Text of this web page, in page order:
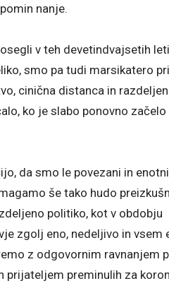
nanje.
v teh devetindvajsetih
smo pa tudi marsikatero
cinična distanca in
ko je slabo ponovno
da smo le povezani in
še tako hudo
politiko, kot v obdobju
zgolj eno, nedeljivo in vsem
z odgovornim ravnanjem
prijateljem preminulih za